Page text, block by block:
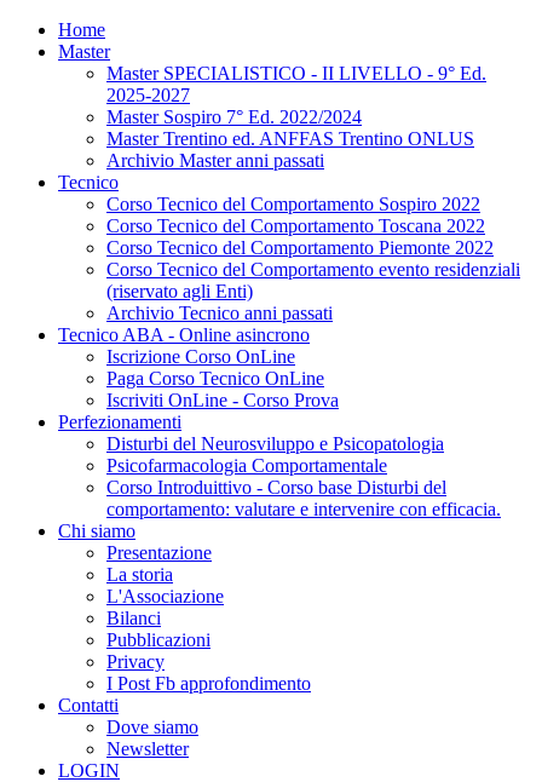
Home
Master
Master SPECIALISTICO - II LIVELLO - 9° Ed.
2025-2027
Master Sospiro 7° Ed. 2022/2024
Master Trentino ed. ANFFAS Trentino ONLUS
Archivio Master anni passati
Tecnico
Corso Tecnico del Comportamento Sospiro 2022
Corso Tecnico del Comportamento Toscana 2022
Corso Tecnico del Comportamento Piemonte 2022
Corso Tecnico del Comportamento evento residenziali
(riservato agli Enti)
Archivio Tecnico anni passati
Tecnico ABA - Online asincrono
Iscrizione Corso OnLine
Paga Corso Tecnico OnLine
Iscriviti OnLine - Corso Prova
Perfezionamenti
Disturbi del Neurosviluppo e Psicopatologia
Psicofarmacologia Comportamentale
Corso Introduittivo - Corso base Disturbi del
comportamento: valutare e intervenire con efficacia.
Chi siamo
Presentazione
La storia
L'Associazione
Bilanci
Pubblicazioni
Privacy
I Post Fb approfondimento
Contatti
Dove siamo
Newsletter
LOGIN